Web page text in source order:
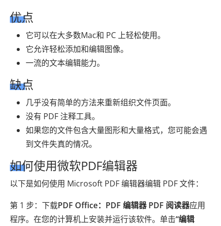
优点
它可以在大多数Mac和 PC 上轻松使用。
它允许轻松添加和编辑图像。
一流的文本编辑能力。
缺点
几乎没有简单的方法来重新组织文件页面。
没有 PDF 注释工具。
如果您的文件包含大量图形和大量格式，您可能会遇
到文件失真的情况。
如何使用微软PDF编辑器
以下是如何使用 Microsoft PDF 编辑器编辑 PDF 文件：
第 1 步：下载PDF Office：PDF 编辑器 PDF 阅读器应用
程序。在您的计算机上安装并运行该软件。单击“编辑